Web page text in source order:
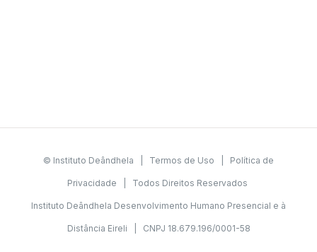
© Instituto Deândhela | Termos de Uso Política de
Privacidade | Todos Direitos Reservados
Instituto Deândhela Desenvolvimento Humano Presencial e à
Distância Eireli | CNPJ 18.679.196/0001-58